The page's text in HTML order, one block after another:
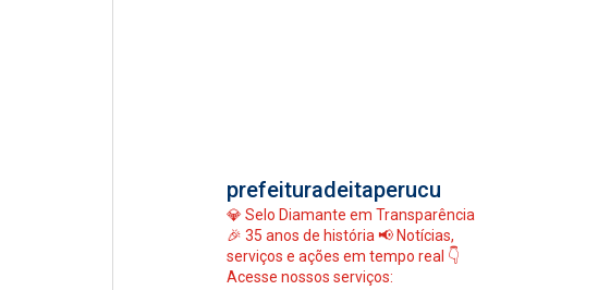
prefeituradeitaperucu
💎 Selo Diamante em Transparência
🎉 35 anos de história 📢 Notícias,
serviços e ações em tempo real 👇
Acesse nossos serviços: